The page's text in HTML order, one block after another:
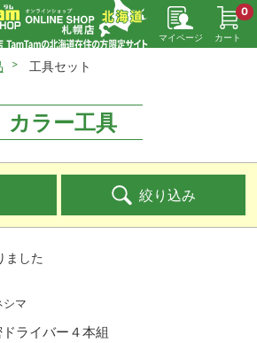
マイページ カート
0
工具セット
カラー工具
絞り込み
ました
シマ
ライバー４本組